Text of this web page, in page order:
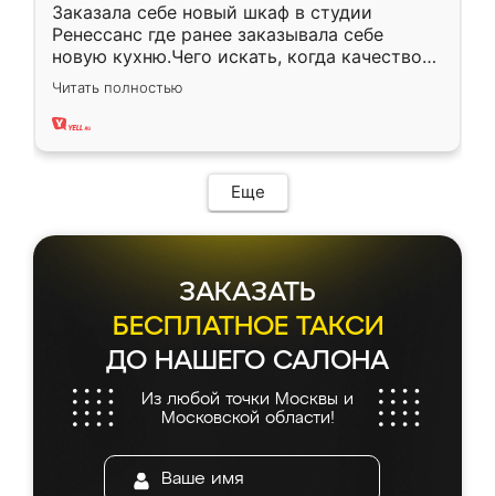
Заказала себе новый шкаф в студии
Ренессанс где ранее заказывала себе
новую кухню.Чего искать, когда качеством
вполне довольна. Служит кухня уже почти
два года, нареканий нет.
Читать полностью
Еще
ЗАКАЗАТЬ
БЕСПЛАТНОЕ ТАКСИ
ДО НАШЕГО САЛОНА
Из любой точки Москвы и
Московской области!